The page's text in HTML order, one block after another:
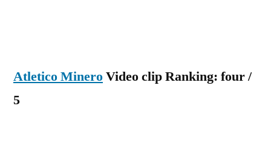
Atletico MineroVideo clip Ranking: four /
5